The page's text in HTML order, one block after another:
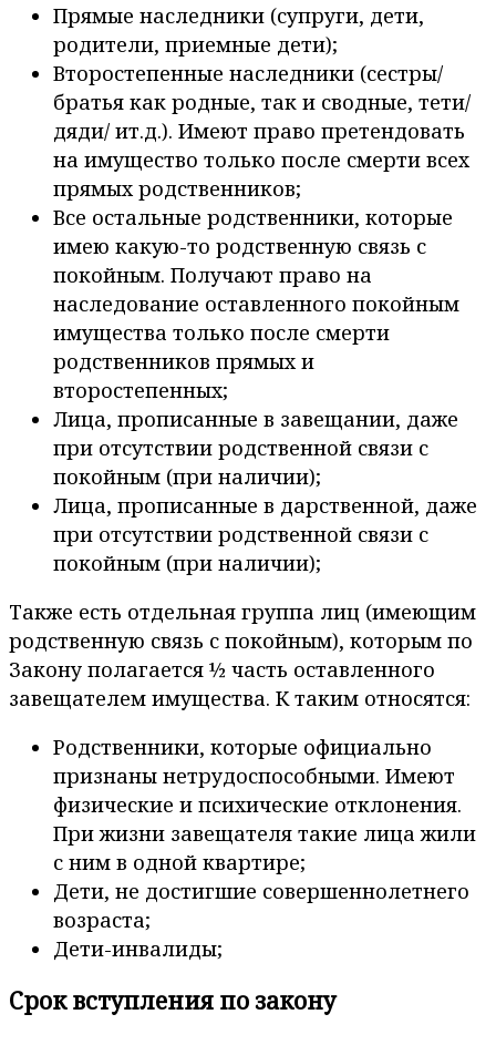
Прямые наследники (супруги, дети,
родители, приемные дети);
Второстепенные наследники (сестры/
братья как родные, так и сводные, тети/
дяди/ ит.д.). Имеют право претендовать
на имущество только после смерти всех
прямых родственников;
Все остальные родственники, которые
имею какую-то родственную связь с
покойным. Получают право на
наследование оставленного покойным
имущества только после смерти
родственников прямых и
второстепенных;
Лица, прописанные в завещании, даже
при отсутствии родственной связи с
покойным (при наличии);
Лица, прописанные в дарственной, даже
при отсутствии родственной связи с
покойным (при наличии);
Также есть отдельная группа лиц (имеющим
родственную связь с покойным), которым по
Закону полагается ½ часть оставленного
завещателем имущества. К таким относятся:
Родственники, которые официально
признаны нетрудоспособными. Имеют
физические и психические отклонения.
При жизни завещателя такие лица жили
с ним в одной квартире;
Дети, не достигшие совершеннолетнего
возраста;
Дети-инвалиды;
Срок вступления по закону